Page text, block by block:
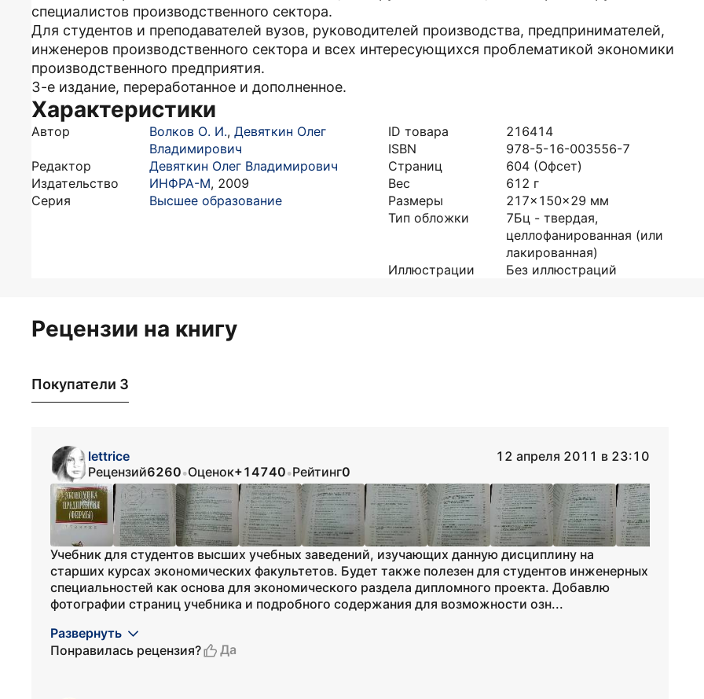
специалистов производственного сектора.
Для студентов и преподавателей вузов, руководителей производства, предпринимателей,
инженеров производственного сектора и всех интересующихся проблематикой экономики
производственного предприятия.
3-е издание, переработанное и дополненное.
Характеристики
Автор Волков О. И., Девяткин Олег
Владимирович
Редактор
Девяткин Олег Владимирович
Издательство
ИНФРА-М, 2009
Серия
Высшее образование
ID товара
216414
ISBN
978-5-16-003556-7
Страниц
604 (Офсет)
Вес
612 г
Размеры
217x150x29 мм
Тип обложки
7Бц - твердая,
целлофанированная (или
лакированная)
Иллюстрации
Без иллюстраций
Рецензии на книгу
Покупатели 3
lettrice
12 апреля 2011 в 23:10
Рецензий6260•Оценок+14740•Рейтинг0
Учебник для студентов высших учебных заведений, изучающих данную дисциплину на
старших курсах экономических факультетов. Будет также полезен для студентов инженерных
специальностей как основа для экономического раздела дипломного проекта. Добавлю
фотографии страниц учебника и подробного содержания для возможности озн...
Развернуть
Понравилась рецензия?
Да